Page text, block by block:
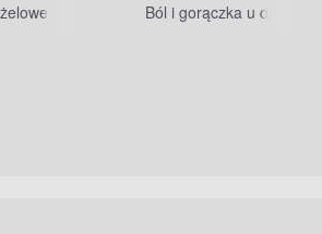
Ból i gorączka u dzieci